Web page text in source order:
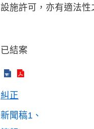
設施許可，亦有適法性
已結案
糾正
新聞稿1